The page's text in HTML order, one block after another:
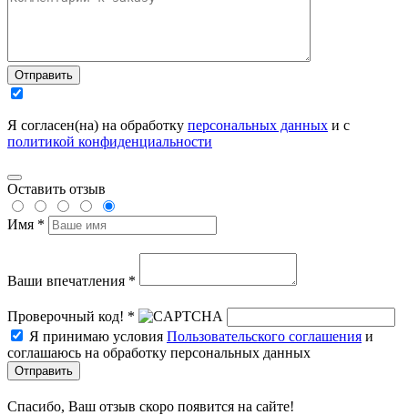
Отправить
Я согласен(на) на обработку персональных данных и с
политикой конфиденциальности
Оставить отзыв
Имя *
Ваши впечатления *
Проверочный код! *
Я принимаю условия Пользовательского соглашения и
соглашаюсь на обработку персональных данных
Отправить
Спасибо, Ваш отзыв скоро появится на сайте!